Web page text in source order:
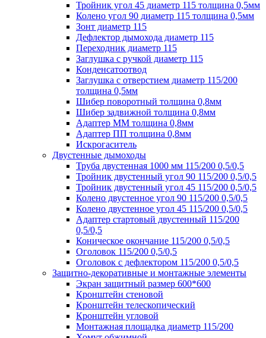
Тройник угол 45 диаметр 115 толщина 0,5мм
Колено угол 90 диаметр 115 толщина 0,5мм
Зонт диаметр 115
Дефлектор дымохода диаметр 115
Переходник диаметр 115
Заглушка с ручкой диаметр 115
Конденсатоотвод
Заглушка с отверстием диаметр 115/200
толщина 0,5мм
Шибер поворотный толщина 0,8мм
Шибер задвижной толщина 0,8мм
Адаптер ММ толщина 0,8мм
Адаптер ПП толщина 0,8мм
Искрогаситель
Двустенные дымоходы
Труба двустенная 1000 мм 115/200 0,5/0,5
Тройник двустенный угол 90 115/200 0,5/0,5
Тройник двустенный угол 45 115/200 0,5/0,5
Колено двустенное угол 90 115/200 0,5/0,5
Колено двустенное угол 45 115/200 0,5/0,5
Адаптер стартовый двустенный 115/200
0,5/0,5
Коническое окончание 115/200 0,5/0,5
Оголовок 115/200 0,5/0,5
Оголовок с дефлектором 115/200 0,5/0,5
Защитно-декоративные и монтажные элементы
Экран защитный размер 600*600
Кронштейн стеновой
Кронштейн телескопический
Кронштейн угловой
Монтажная площадка диаметр 115/200